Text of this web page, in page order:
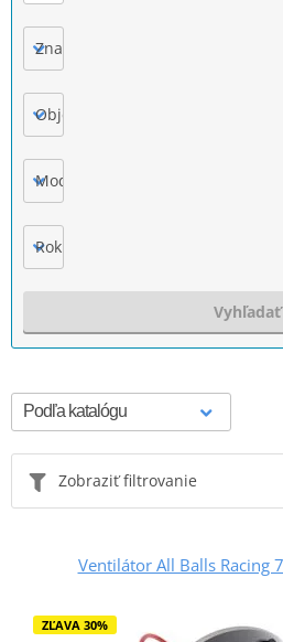
Značka
Objem motora
Model
Rok výroby
Vyhľadať
Zobraziť filtrovanie
Ventilátor All Balls Racing
ZĽAVA 30%